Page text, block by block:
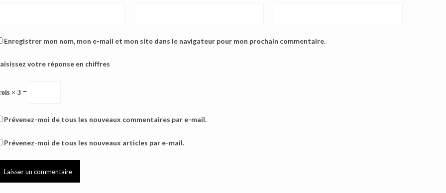
Enregistrer mon nom, mon e-mail et mon site dans le navigateur pour mon prochain commentaire.
votre réponse en chiffres
× 3 =
Prévenez-moi de tous les nouveaux commentaires par e-mail.
Prévenez-moi de tous les nouveaux articles par e-mail.